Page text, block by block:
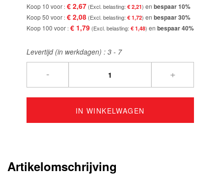
Koop 10 voor € 2,67 € 2,21 en bespaar10%
Koop 50 voor € 2,08 € 1,72 en bespaar30%
Koop 100 voor € 1,79 € 1,48 en bespaar40%
Levertijd (in werkdagen) : 3 - 7
- +
IN WINKELWAGEN
Artikelomschrijving